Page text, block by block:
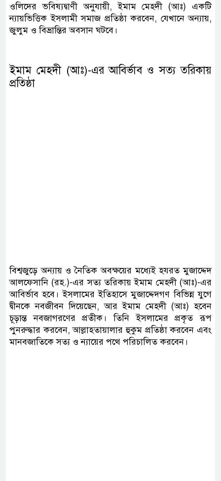
ওলিদের ভবিষ্যদ্বাণী অনুযায়ী, ইমাম মেহদী (আঃ) একটি
ন্যায়ভিত্তিক ইসলামী সমাজ প্রতিষ্ঠা করবেন, যেখানে অন্যায়,
জুলুম ও বিভ্রান্তির অবসান ঘটবে।
ইমাম মেহদী (আঃ)-এর আবির্ভাব ও সত্য তরিকায়
প্রতিষ্ঠা
বিশ্বজুড়ে অন্যায় ও নৈতিক অবক্ষয়ের মধ্যেই হযরত মুজাদ্দেদ
আলফেসানি (রহ.)-এর সত্য তরিকায় ইমাম মেহদী (আঃ)-এর
আবির্ভাব হবে। ইসলামের ইতিহাসে মুজাদ্দেদগণ বিভিন্ন যুগে
দ্বীনকে নবজীবন দিয়েছেন, আর ইমাম মেহদী (আঃ) হবেন
চূড়ান্ত নবজাগরণের প্রতীক। তিনি ইসলামের প্রকৃত রূপ
পুনরুদ্ধার করবেন, আল্লাহতায়ালার হুকুম প্রতিষ্ঠা করবেন এবং
মানবজাতিকে সত্য ও ন্যায়ের পথে পরিচালিত করবেন।